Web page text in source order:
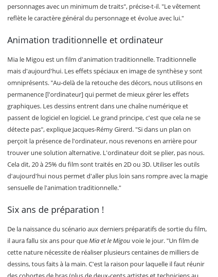
personnages avec un minimum de traits", précise-t-il. "Le vêtement
reflète le caractère général du personnage et évolue avec lui."
Animation traditionnelle et ordinateur
Mia le Migou est un film d'animation traditionnelle. Traditionnelle
mais d'aujourd'hui. Les effets spéciaux en image de synthèse y sont
omniprésents. "Au-delà de la retouche des décors, nous utilisons en
permanence [l'ordinateur] qui permet de mieux gérer les effets
graphiques. Les dessins entrent dans une chaîne numérique et
passent de logiciel en logiciel. Le grand principe, c'est que cela ne se
détecte pas", explique Jacques-Rémy Girerd. "Si dans un plan on
perçoit la présence de l'ordinateur, nous revenons en arrière pour
trouver une solution alternative. L'ordinateur doit se plier, pas nous.
Cela dit, 20 à 25% du film sont traités en 2D ou 3D. Utiliser les outils
d'aujourd'hui nous permet d'aller plus loin sans rompre avec la magie
sensuelle de l'animation traditionnelle."
Six ans de préparation !
De la naissance du scénario aux derniers préparatifs de sortie du film,
il aura fallu six ans pour queMia et le Migou voie le jour. "Un film de
cette nature nécessite de réaliser plusieurs centaines de milliers de
dessins, tous faits à la main. C'est la raison pour laquelle il faut réunir